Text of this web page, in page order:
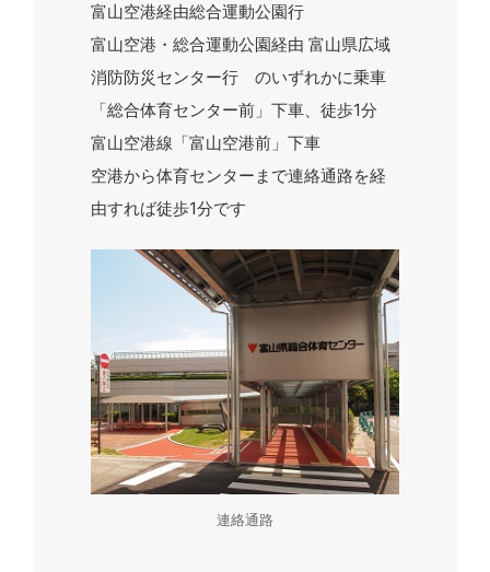
富山空港経由総合運動公園行
富山空港・総合運動公園経由 富山県広域
消防防災センター行 のいずれかに乗車
「総合体育センター前」下車、徒歩1分
富山空港線「富山空港前」下車
空港から体育センターまで連絡通路を経
由すれば徒歩1分です
連絡通路